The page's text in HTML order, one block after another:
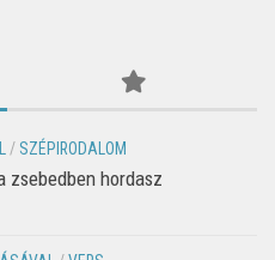
/ SZÉPIRODALOM
zsebedben hordasz